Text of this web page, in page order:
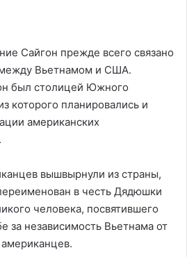
Сайгон прежде всего связано
Вьетнамом и США.
был столицей Южного
которого планировались и
американских
вышвырнули из страны,
в честь Дядюшки
человека, посвятившего
за независимость Вьетнама от